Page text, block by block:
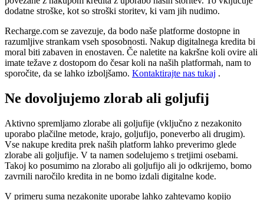
dodatne stroške, kot so stroški storitev, ki vam jih nudimo.
Recharge.com se zavezuje, da bodo naše platforme dostopne in
razumljive strankam vseh sposobnosti. Nakup digitalnega kredita bi
moral biti zabaven in enostaven. Če naletite na kakršne koli ovire ali
imate težave z dostopom do česar koli na naših platformah, nam to
sporočite, da se lahko izboljšamo. Kontaktirajte nas tukaj .
Ne dovoljujemo zlorab ali goljufij
Aktivno spremljamo zlorabe ali goljufije (vključno z nezakonito
uporabo plačilne metode, krajo, goljufijo, poneverbo ali drugim).
Vse nakupe kredita prek naših platform lahko preverimo glede
zlorabe ali goljufije. V ta namen sodelujemo s tretjimi osebami.
Takoj ko posumimo na zlorabo ali goljufijo ali jo odkrijemo, bomo
zavrnili naročilo kredita in ne bomo izdali digitalne kode.
V primeru suma nezakonite uporabe lahko zahtevamo kopijo